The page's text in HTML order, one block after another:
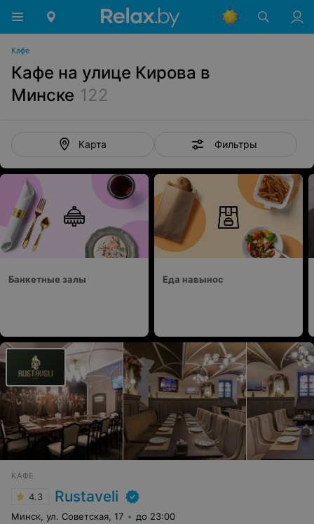
Кафе
Кафе на улице Кирова в
Минске 122
Карта Фильтры
Банкетные залы Еда навынос
КАФЕ
4.3 Rustaveli
Минск, ул. Советская, 17 до 23:00